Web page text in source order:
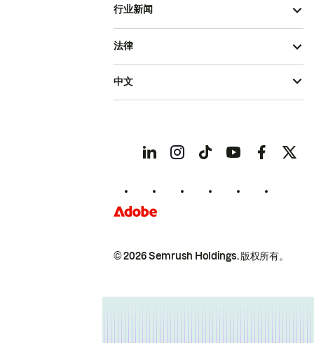
行业新闻
© 2026 Semrush Holdings.版权所有。
法律
中文